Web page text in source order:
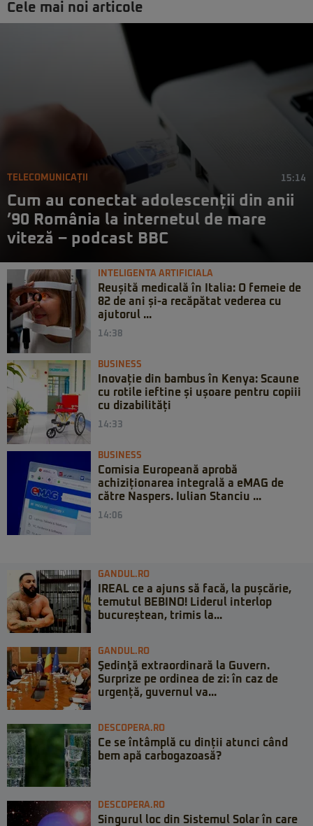
Cele mai noi articole
TELECOMUNICAȚII 15:14
Cum au conectat adolescenții din anii
’90 România la internetul de mare
viteză – podcast BBC
INTELIGENTA ARTIFICIALA
Reușită medicală în Italia: O femeie de
82 de ani și-a recăpătat vederea cu
ajutorul ...
14:38
BUSINESS
Inovație din bambus în Kenya: Scaune
cu rotile ieftine și ușoare pentru copiii
cu dizabilități
14:33
BUSINESS
Comisia Europeană aprobă
achiziționarea integrală a eMAG de
către Naspers. Iulian Stanciu ...
14:06
GANDUL.RO
IREAL ce a ajuns să facă, la pușcărie,
temutul BEBINO! Liderul interlop
bucureștean, trimis la...
GANDUL.RO
Şedinţă extraordinară la Guvern.
Surprize pe ordinea de zi: în caz de
urgență, guvernul va...
DESCOPERA.RO
Ce se întâmplă cu dinții atunci când
bem apă carbogazoasă?
DESCOPERA.RO
Singurul loc din Sistemul Solar în care